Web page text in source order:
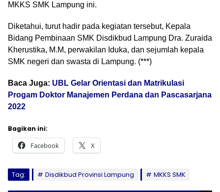
MKKS SMK Lampung ini.
Diketahui, turut hadir pada kegiatan tersebut, Kepala
Bidang Pembinaan SMK Disdikbud Lampung Dra. Zuraida
Kherustika, M.M, perwakilan Iduka, dan sejumlah kepala
SMK negeri dan swasta di Lampung. (***)
Baca Juga: UBL Gelar Orientasi dan Matrikulasi
Progam Doktor Manajemen Perdana dan Pascasarjana
2022
Bagikan ini:
Facebook X
Tag: Disdikbud Provinsi Lampung MKKS SMK